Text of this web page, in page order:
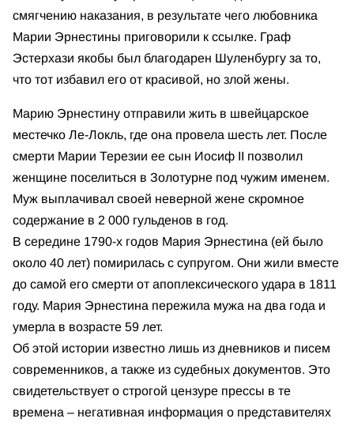
смягчению наказания, в результате чего любовника
Марии Эрнестины приговорили к ссылке. Граф
Эстерхази якобы был благодарен Шуленбургу за то,
что тот избавил его от красивой, но злой жены.
Марию Эрнестину отправили жить в швейцарское
местечко Ле-Локль, где она провела шесть лет. После
смерти Марии Терезии ее сын Иосиф II позволил
женщине поселиться в Золотурне под чужим именем.
Муж выплачивал своей неверной жене скромное
содержание в 2 000 гульденов в год.
В середине 1790-х годов Мария Эрнестина (ей было
около 40 лет) помирилась с супругом. Они жили вместе
до самой его смерти от апоплексического удара в 1811
году. Мария Эрнестина пережила мужа на два года и
умерла в возрасте 59 лет.
Об этой истории известно лишь из дневников и писем
современников, а также из судебных документов. Это
свидетельствует о строгой цензуре прессы в те
времена – негативная информация о представителях